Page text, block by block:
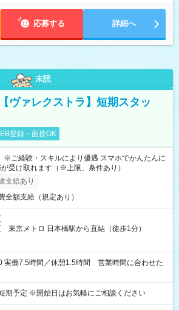
応募する 詳細へ
未読
ヴァレクストラ】短期スタッ
登録・面接OK
ご経験・スキルにより優遇 スマホでかんたんに
受け取れます（※上限、条件あり）
支給あり
全額支給（規定あり）
東京メトロ 日本橋駅から直結（徒歩1分）
期予定 ※開始日はお気軽にご相談ください